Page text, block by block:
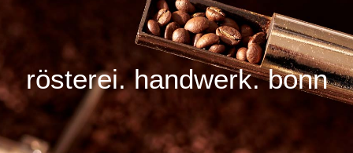
rösterei. handwerk. bonn